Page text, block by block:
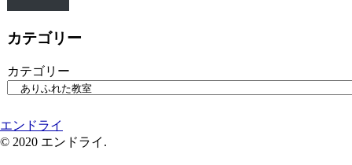
カテゴリー
カテゴリー
エンドライ
© 2020 エンドライ.